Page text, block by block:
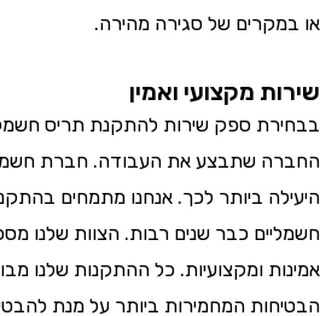
של סגירה מהירה.
מקצועי ואמין
ספק שירות להתקנת תריס חשמלי,
שתבצע את העבודה. חברת חשמלאי
ביותר לכך. אנחנו מתמחים בהתקנת
כבר שנים רבות. הצוות שלנו מספק
ומקצועיות. כל ההתקנות שלנו
המחמירות ביותר על מנת להבטיח